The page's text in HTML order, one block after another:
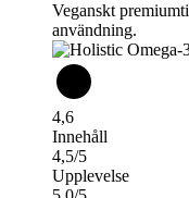
Veganskt
användning.
4,6
Innehåll
4,5/5
Upplevelse